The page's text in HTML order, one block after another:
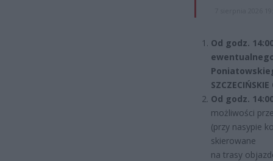
Od godz.
Od godz.
możliwości
(przy nasypie
skierowane
na trasy